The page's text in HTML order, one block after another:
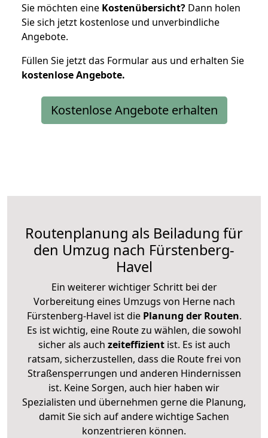
Sie möchten eine Kostenübersicht? Dann holen
Sie sich jetzt kostenlose und unverbindliche
Angebote.
Füllen Sie jetzt das Formular aus und erhalten Sie
kostenloseAngebote.
Kostenlose Angebote erhalten
Routenplanung als Beiladung für
den Umzug nach Fürstenberg-
Havel
Ein weiterer wichtiger Schritt bei der
Vorbereitung eines Umzugs von Herne nach
Fürstenberg-Havel ist diePlanung der Routen.
Es ist wichtig, eine Route zu wählen, die sowohl
sicher als auch zeiteffizientist. Es ist auch
ratsam, sicherzustellen, dass die Route frei von
Straßensperrungen und anderen Hindernissen
ist. Keine Sorgen, auch hier haben wir
Spezialisten und übernehmen gerne die Planung,
damit Sie sich auf andere wichtige Sachen
konzentrieren können.